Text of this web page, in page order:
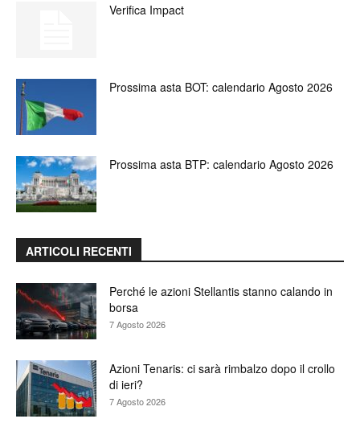
Verifica Impact
Prossima asta BOT: calendario Agosto 2026
Prossima asta BTP: calendario Agosto 2026
ARTICOLI RECENTI
Perché le azioni Stellantis stanno calando in
borsa
7 Agosto 2026
Azioni Tenaris: ci sarà rimbalzo dopo il crollo
di ieri?
7 Agosto 2026